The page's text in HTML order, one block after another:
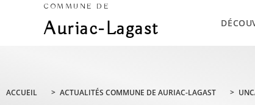
COMMUNE DE
Auriac-Lagast
ACCUEIL > ACTUALITÉS COMMUNE DE AURIAC-LAGAST >